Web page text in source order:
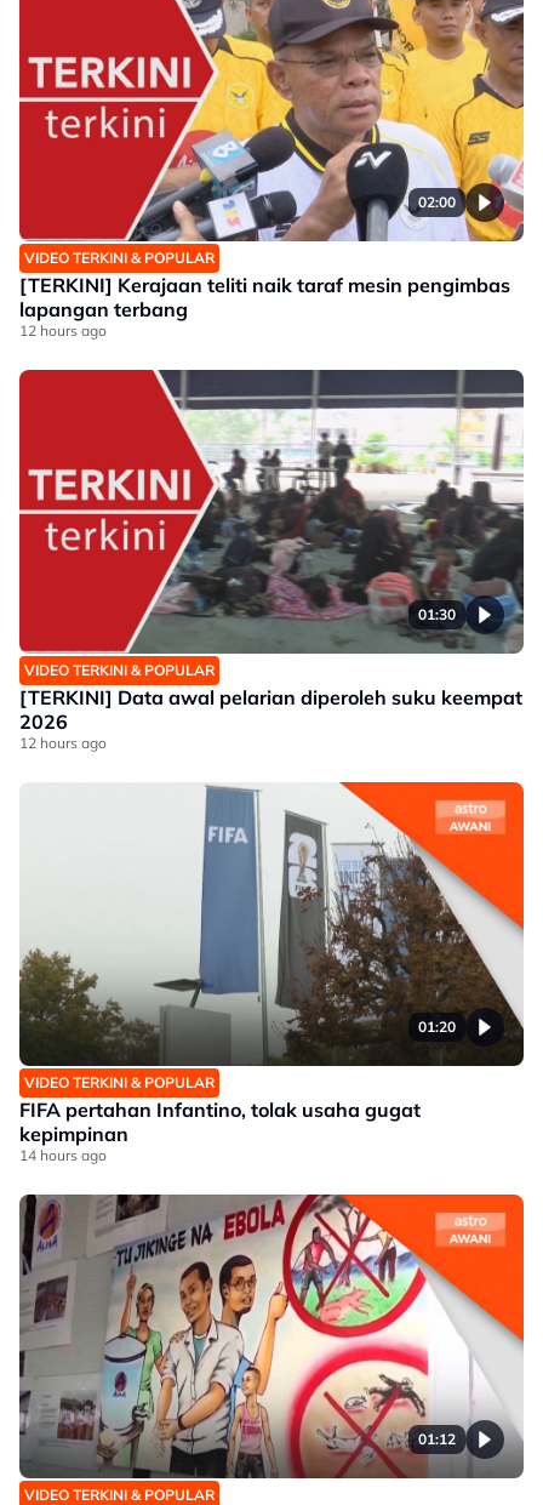
02:00
VIDEO TERKINI & POPULAR
[TERKINI] Kerajaan teliti naik taraf mesin pengimbas
lapangan terbang
12 hours ago
01:30
VIDEO TERKINI & POPULAR
[TERKINI] Data awal pelarian diperoleh suku keempat
2026
12 hours ago
01:20
VIDEO TERKINI & POPULAR
FIFA pertahan Infantino, tolak usaha gugat
kepimpinan
14 hours ago
01:12
VIDEO TERKINI & POPULAR